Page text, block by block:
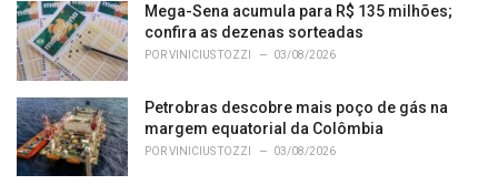
o
r
i
e
:
Mega-Sena acumula para R$ 135 milhões;
confira as dezenas sorteadas
PORVINICIUS TOZZI 03/08/2026
Petrobras descobre mais poço de gás na
margem equatorial da Colômbia
PORVINICIUS TOZZI 03/08/2026